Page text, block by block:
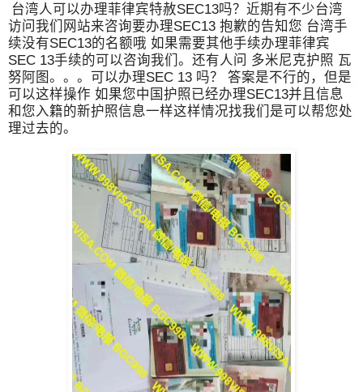
台湾人可以办理菲律宾特赦SEC13吗？近期有不少台湾
访问我们网站来咨询要办理SEC13 抱歉的告知您 台湾手
续没有SEC13的名额哦 如果需要其他手续办理菲律宾
SEC 13手续的可以咨询我们。还有人问 多米尼克护照 瓦
努阿图。。。可以办理SEC 13 吗？ 答案是不行的，但是
可以这样操作 如果您中国护照已经办理SEC13并且信息
和您入籍的新护照信息一样这样情况找我们是可以帮您处
理过去的。